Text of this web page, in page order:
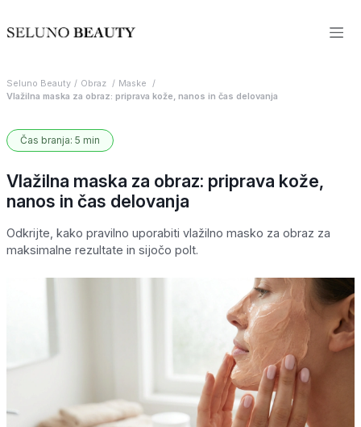
Seluno Beauty Obraz
Maske
Vlažilna maska za obraz: priprava kože, nanos in čas delovanja
Čas branja: 5 min
Vlažilna maska za obraz: priprava kože,
nanos in čas delovanja
Odkrijte, kako pravilno uporabiti vlažilno masko za obraz za
maksimalne rezultate in sijočo polt.